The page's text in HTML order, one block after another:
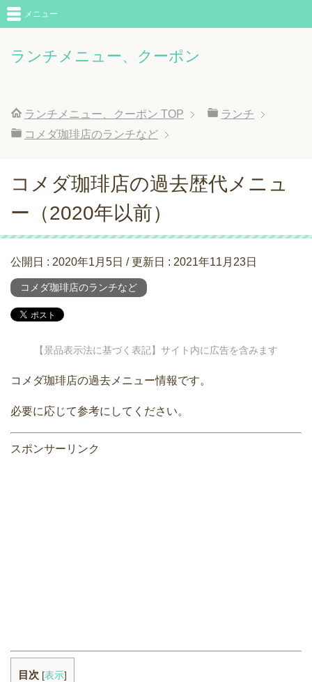
ランチメニュー、クーポン
メニュー
ランチメニュー、クーポン TOP
ランチ
コメダ珈琲店のランチなど
コメダ珈琲店の過去歴代メニュ
ー（2020年以前）
公開日 : 2020年1月5日 / 更新日 : 2021年11月23日
コメダ珈琲店のランチなど
【景品表示法に基づく表記】サイト内に広告を含みます
コメダ珈琲店の過去メニュー情報です。
必要に応じて参考にしてください。
スポンサーリンク
目次 [表示]